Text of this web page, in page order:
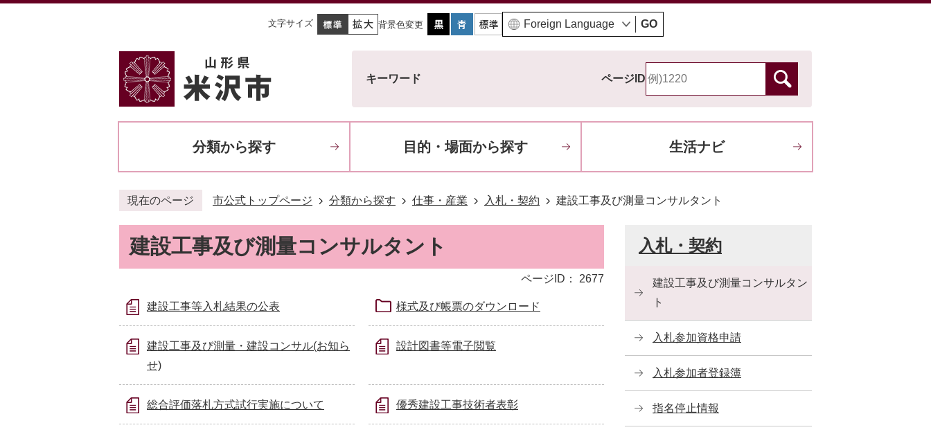
文字サイズ 背景色変更 GO
キーワード ページID
分類から探す 目的・場面から探す 生活ナビ
現在のページ 市公式トップページ 分類から探す 仕事・産業 入札・契約 建設工事及び測量コンサルタント
建設工事及び測量コンサルタント
ページID： 2677
建設工事等入札結果の公表 様式及び帳票のダウンロード
建設工事及び測量・建設コンサル(お知ら
せ)
設計図書等電子閲覧
総合評価落札方式試行実施について 優秀建設工事技術者表彰
入札・契約
建設工事及び測量コンサルタン
ト
入札参加資格申請
入札参加者登録簿
指名停止情報